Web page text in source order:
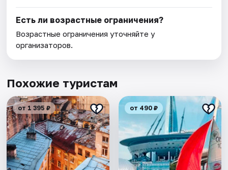
Есть ли возрастные ограничения?
Возрастные ограничения уточняйте у
организаторов.
Похожие туристам
от 1 395 ₽ от 490 ₽